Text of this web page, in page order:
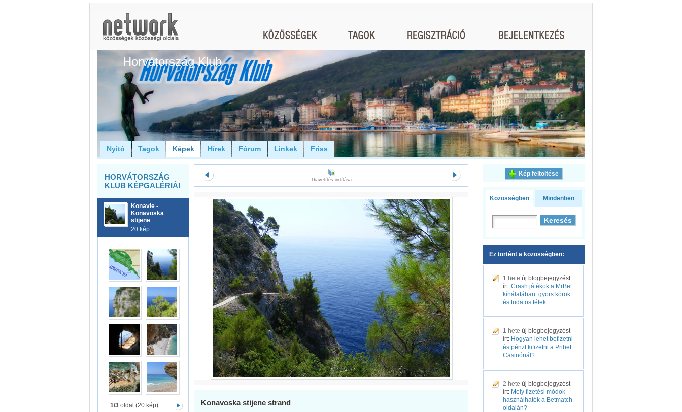
Horvátország Klub
Nyitó Tagok Képek Hírek Fórum Linkek Friss
HORVÁTORSZÁG
KLUB KÉPGALÉRIÁI
Konavle -
Konavoska
stijene
20 kép
1/3oldal (20 kép)
Diavetítés indítása
Konavoska stijene strand
Kép feltöltése
Közösségben Mindenben
Ez történt a közösségben:
1 hete új blogbejegyzést
írt: Crash játékok a MrBet
kínálatában: gyors körök
és tudatos tétek
1 hete új blogbejegyzést
írt: Hogyan lehet befizetni
és pénzt kifizetni a Pribet
Casinónál?
2 hete új blogbejegyzést
írt: Mely fizetési módok
használhatók a Betmatch
oldalán?